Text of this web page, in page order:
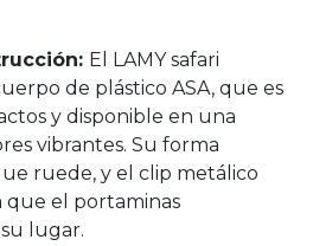
El LAMY safari
de plástico ASA, que es
y disponible en una
vibrantes. Su forma
ruede, y el clip metálico
que el portaminas
lugar.